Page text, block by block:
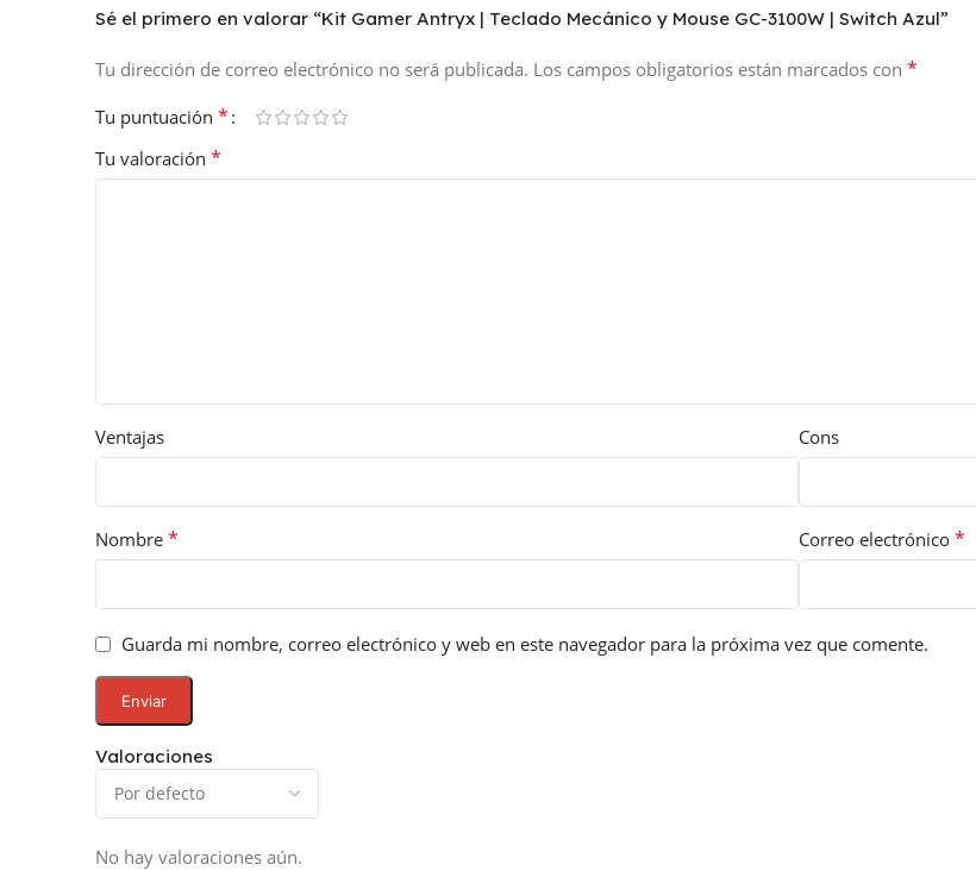
Valoraciones
No hay valoraciones aún.
Sé el primero en valorar “Kit Gamer Antryx | Teclado Mecánico y Mouse GC-3100W | Switch Azul”
Tu dirección de correo electrónico no será publicada. Los campos obligatorios están marcados con *
Tu puntuación *
Tu valoración *
Ventajas Cons
Nombre * Correo electrónico *
Guarda mi nombre, correo electrónico y web en este navegador para la próxima vez que comente.